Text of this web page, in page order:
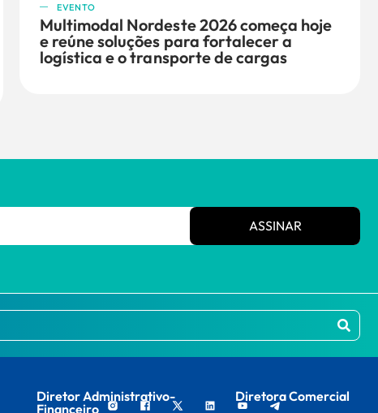
EVENTO
Multimodal Nordeste 2026 começa hoje
e reúne soluções para fortalecer a
logística e o transporte de cargas
ASSINAR
Diretor Administrativo-
Financeiro
Diretora Comercial